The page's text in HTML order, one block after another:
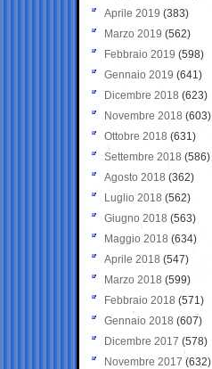
Aprile 2019 (383)
Marzo 2019 (562)
Febbraio 2019 (598)
Gennaio 2019 (641)
Dicembre 2018 (623)
Novembre 2018 (603)
Ottobre 2018 (631)
Settembre 2018 (586)
Agosto 2018 (362)
Luglio 2018 (562)
Giugno 2018 (563)
Maggio 2018 (634)
Aprile 2018 (547)
Marzo 2018 (599)
Febbraio 2018 (571)
Gennaio 2018 (607)
Dicembre 2017 (578)
Novembre 2017 (632)